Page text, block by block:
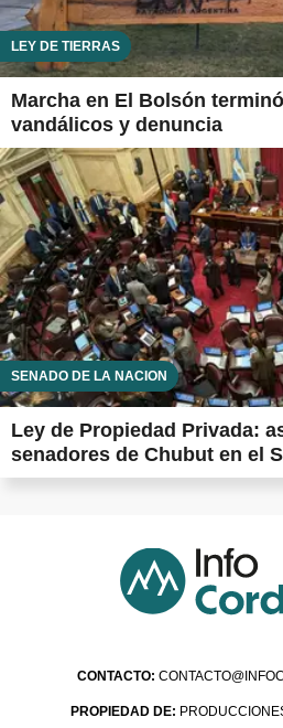
LEY DE TIERRAS
Marcha en El Bolsón
vandálicos y denuncia
SENADO DE LA NACIÓN
Ley de Propiedad Privada:
senadores de Chubut en el
CONTACTO:
PROPIEDAD DE: